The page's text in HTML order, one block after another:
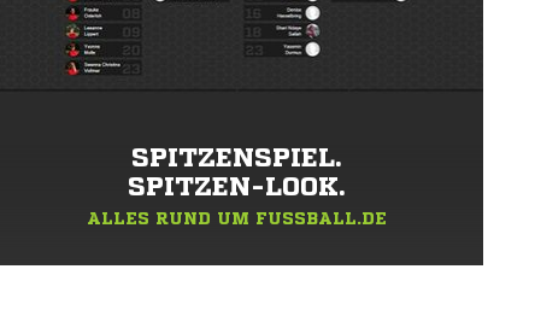
SPITZENSPIEL.
SPITZEN-LOOK.
ALLES RUND UM FUSSBALL.DE